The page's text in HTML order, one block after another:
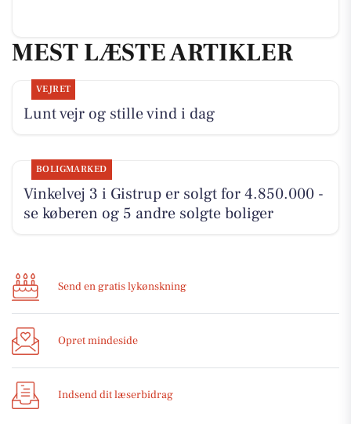
MEST LÆSTE ARTIKLER
VEJRET
Lunt vejr og stille vind i dag
BOLIGMARKED
Vinkelvej 3 i Gistrup er solgt for 4.850.000 -
se køberen og 5 andre solgte boliger
Send en gratis lykønskning
Opret mindeside
Indsend dit læserbidrag